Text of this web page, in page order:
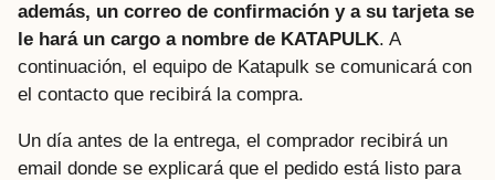
además, un correo de confirmación y a su tarjeta se
le hará un cargo a nombre de KATAPULK. A
continuación, el equipo de Katapulk se comunicará con
el contacto que recibirá la compra.
Un día antes de la entrega, el comprador recibirá un
email donde se explicará que el pedido está listo para